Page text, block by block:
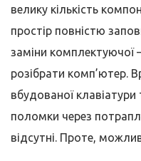
велику кількість
простір повністю
заміни комплектуючої
розібрати комп’ютер.
вбудованої
поломки через
відсутні. Проте,